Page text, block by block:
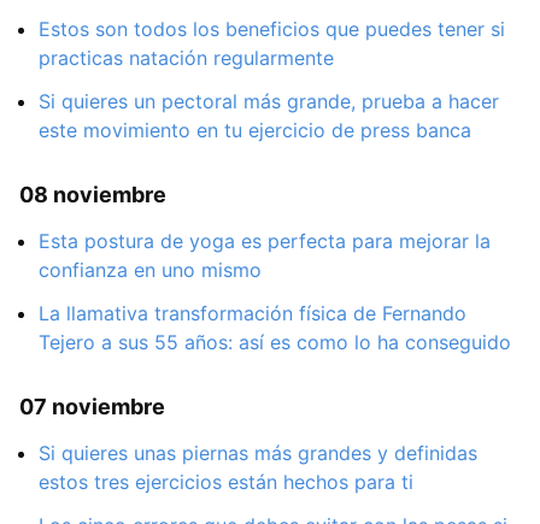
Estos son todos los beneficios que puedes tener si
practicas natación regularmente
Si quieres un pectoral más grande, prueba a hacer
este movimiento en tu ejercicio de press banca
08 noviembre
Esta postura de yoga es perfecta para mejorar la
confianza en uno mismo
La llamativa transformación física de Fernando
Tejero a sus 55 años: así es como lo ha conseguido
07 noviembre
Si quieres unas piernas más grandes y definidas
estos tres ejercicios están hechos para ti